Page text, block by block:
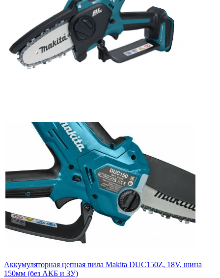
Аккумуляторная цепная пила Makita DUC150Z, 18V, шина
150мм (без АКБ и ЗУ)